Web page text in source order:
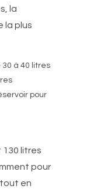
la
la plus
à 40 litres
pour
litres
pour
tout en